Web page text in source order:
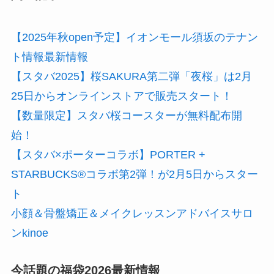
【2025年秋open予定】イオンモール須坂のテナン
ト情報最新情報
【スタバ2025】桜SAKURA第二弾「夜桜」は2月
25日からオンラインストアで販売スタート！
【数量限定】スタバ桜コースターが無料配布開
始！
【スタバ×ポーターコラボ】PORTER +
STARBUCKS®コラボ第2弾！が2月5日からスター
ト
小顔＆骨盤矯正＆メイクレッスンアドバイスサロ
ンkinoe
今話題の福袋2026最新情報